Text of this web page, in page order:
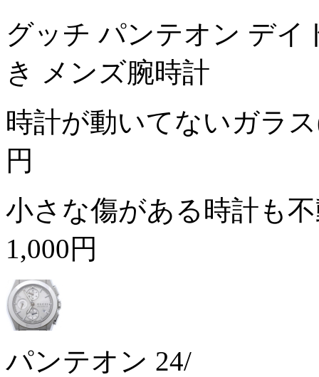
グッチ パンテオン デイ
き メンズ腕時計
時計が動いてないガラ
円
小さな傷がある時計も
1,000円
パンテオン 24/